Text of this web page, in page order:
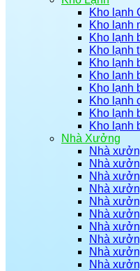
Kho lạnh
Kho lạnh
Kho lạnh
Kho lạnh
Kho lạnh
Kho lạnh
Kho lạnh
Kho lạnh
Kho lạnh
Kho lạnh
Nhà Xưởng
Nhà
Nhà
Nhà
Nhà
Nhà
Nhà
Nhà
Nhà
Nhà
Nhà